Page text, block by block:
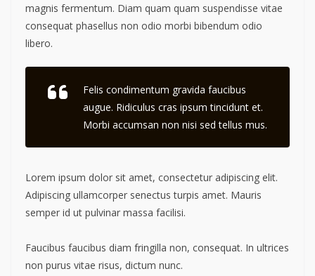
magnis fermentum. Diam quam quam suspendisse vitae
consequat phasellus non odio morbi bibendum odio
libero.
Felis condimentum gravida faucibus
augue. Ridiculus cras ipsum tincidunt et.
Morbi accumsan non nisi sed tellus mus.
Lorem ipsum dolor sit amet, consectetur adipiscing elit.
Adipiscing ullamcorper senectus turpis amet. Mauris
semper id ut pulvinar massa facilisi.
Faucibus faucibus diam fringilla non, consequat. In ultrices
non purus vitae risus, dictum nunc.